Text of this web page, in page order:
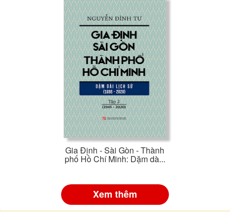
Gia Định - Sài Gòn - Thành
phố Hồ Chí Minh: Dặm dà...
Xem thêm